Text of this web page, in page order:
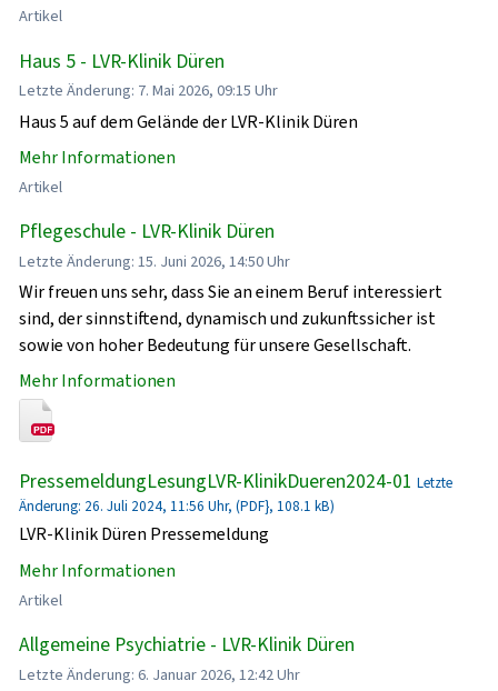
Artikel
Haus 5 - LVR-Klinik Düren
Letzte Änderung: 7. Mai 2026, 09:15 Uhr
Haus 5 auf dem Gelände der LVR-Klinik Düren
Mehr Informationen
Artikel
Pflegeschule - LVR-Klinik Düren
Letzte Änderung: 15. Juni 2026, 14:50 Uhr
Wir freuen uns sehr, dass Sie an einem Beruf interessiert
sind, der sinnstiftend, dynamisch und zukunftssicher ist
sowie von hoher Bedeutung für unsere Gesellschaft.
Mehr Informationen
PressemeldungLesungLVR-KlinikDueren2024-01 Letzte
Änderung: 26. Juli 2024, 11:56 Uhr, (PDF}, 108.1 kB)
LVR-Klinik Düren Pressemeldung
Mehr Informationen
Artikel
Allgemeine Psychiatrie - LVR-Klinik Düren
Letzte Änderung: 6. Januar 2026, 12:42 Uhr